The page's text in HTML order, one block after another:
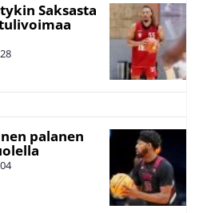
Saksasta
palanen